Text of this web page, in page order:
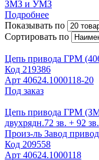
ЗМЗ и УМЗ
Подробнее
Показывать по
Сортировать по
Цепь привода ГРМ
Код 219386
Арт 40624.1000118-20
Под заказ
Цепь привода ГРМ
двухрядн.72 зв. + 92
Произ-ль Завод
Код 209558
Арт 40624.1000118